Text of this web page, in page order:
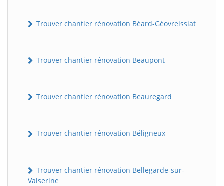
Trouver chantier rénovation Béard-Géovreissiat
Trouver chantier rénovation Beaupont
Trouver chantier rénovation Beauregard
Trouver chantier rénovation Béligneux
Trouver chantier rénovation Bellegarde-sur-
Valserine